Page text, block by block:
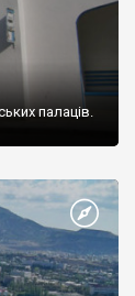
палаців.